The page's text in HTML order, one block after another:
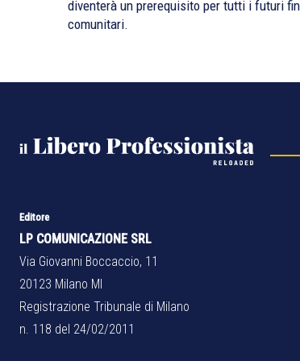
diventerà un prerequisito per tutti i futuri
comunitari.
Editore
LP COMUNICAZIONE SRL
Via Giovanni Boccaccio, 11
20123 Milano MI
Registrazione Tribunale di Milano
n. 118 del 24/02/2011